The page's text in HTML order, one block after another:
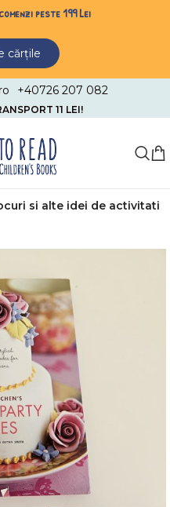
peste 199 Lei
cărțile
+40726 207 082
11 LEI!
si alte idei de activitati